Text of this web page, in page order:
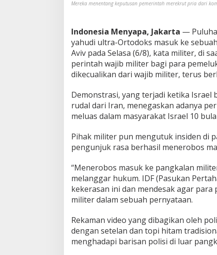
t
-
O
t
o
d
k
s
I
s
a
e
M
e
r
a
n
s
e
k
M
Mereka menentang keputusan pemerintah merekrut pria dari
Indonesia Menyapa, Jakarta —
yahudi ultra-Ortodoks masuk ke
Aviv pada Selasa (6/8), kata militer, di
perintah wajib militer bagi para
dikecualikan dari wajib militer, terus
Demonstrasi, yang terjadi ketika
rudal dari Iran, menegaskan adanya
meluas dalam masyarakat Israel 10
Pihak militer pun mengutuk insiden di
pengunjuk rasa berhasil menerobos
“Menerobos masuk ke pangkalan
melanggar hukum. IDF (Pasukan
kekerasan ini dan mendesak agar
militer dalam sebuah pernyataan.
Rekaman video yang dibagikan oleh
dengan setelan dan topi hitam
menghadapi barisan polisi di luar